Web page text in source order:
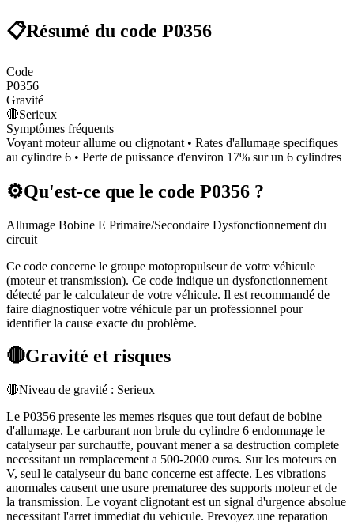
📋Résumé du code P0356
Code
P0356
Gravité
🔴Serieux
Symptômes fréquents
Voyant moteur allume ou clignotant • Rates d'allumage specifiques
au cylindre 6 • Perte de puissance d'environ 17% sur un 6 cylindres
⚙️Qu'est-ce que le code P0356 ?
Allumage Bobine E Primaire/Secondaire Dysfonctionnement du
circuit
Ce code concerne le groupe motopropulseur de votre véhicule
(moteur et transmission). Ce code indique un dysfonctionnement
détecté par le calculateur de votre véhicule. Il est recommandé de
faire diagnostiquer votre véhicule par un professionnel pour
identifier la cause exacte du problème.
🔴Gravité et risques
🔴Niveau de gravité : Serieux
Le P0356 presente les memes risques que tout defaut de bobine
d'allumage. Le carburant non brule du cylindre 6 endommage le
catalyseur par surchauffe, pouvant mener a sa destruction complete
necessitant un remplacement a 500-2000 euros. Sur les moteurs en
V, seul le catalyseur du banc concerne est affecte. Les vibrations
anormales causent une usure prematuree des supports moteur et de
la transmission. Le voyant clignotant est un signal d'urgence absolue
necessitant l'arret immediat du vehicule. Prevoyez une reparation